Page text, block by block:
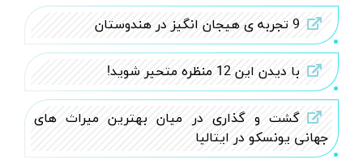
9 تجربه ی هیجان انگیز در هندوستان
با دیدن این 12 منظره متحیر شوید!
گشت و گذاری در میان بهترین میراث های
جهانی یونسکو در ایتالیا